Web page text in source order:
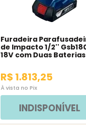
Furadeira
de Impacto 1/2''
18V com Duas
R$ 1.813,25
À vista no Pix
INDISPONÍVEL